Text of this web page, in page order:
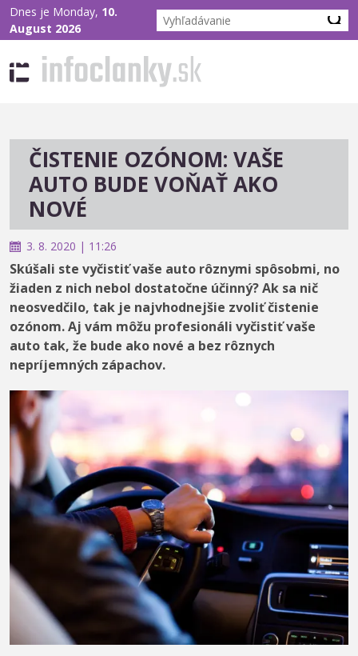
Dnes je Monday, 10.
August 2026
ČISTENIE OZÓNOM: VAŠE
AUTO BUDE VOŇAŤ AKO
NOVÉ
3. 8. 2020 | 11:26
Skúšali ste vyčistiť vaše auto rôznymi spôsobmi, no
žiaden z nich nebol dostatočne účinný? Ak sa nič
neosvedčilo, tak je najvhodnejšie zvoliť čistenie
ozónom. Aj vám môžu profesionáli vyčistiť vaše
auto tak, že bude ako nové a bez rôznych
nepríjemných zápachov.